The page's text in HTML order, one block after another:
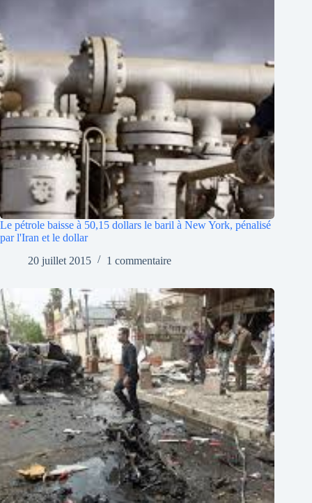
Le pétrole baisse à 50,15 dollars le baril à New York, pénalisé
par l'Iran et le dollar
20 juillet 2015
1 commentaire